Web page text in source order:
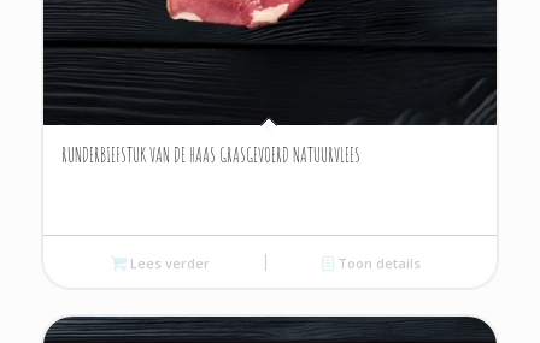
RUNDERBIEFSTUK VAN DE HAAS GRASGEVOERD NATUURVLEES
Lees verder Toon details